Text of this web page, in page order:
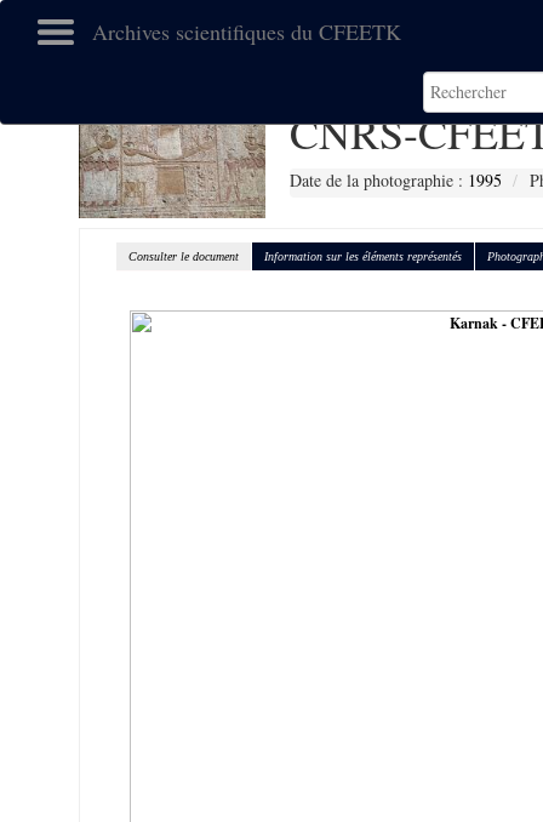
Archives scientifiques du CFEETK
CNRS-
Date de la photographie : 1995
Consulter le document Information sur les éléments représentés